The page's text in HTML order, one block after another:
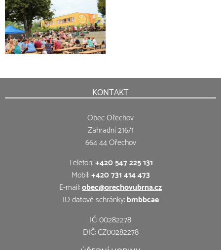
KONTAKT
Obec Ořechov
Zahradní 216/1
664 44 Ořechov
Telefon:+420 547 225 131
Mobil:+420 731 414 473
E-mail:obec@orechovubrna.cz
ID datové schránky:bmbbcae
IČ: 00282278
DIČ: CZ00282278